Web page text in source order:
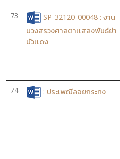
73
SP-32120-00048 : งาน
บวงสรวงศาลตาเเสลงพันธ์ย่า
บัวเเดง
74 : ประเพณีลอยกระทง